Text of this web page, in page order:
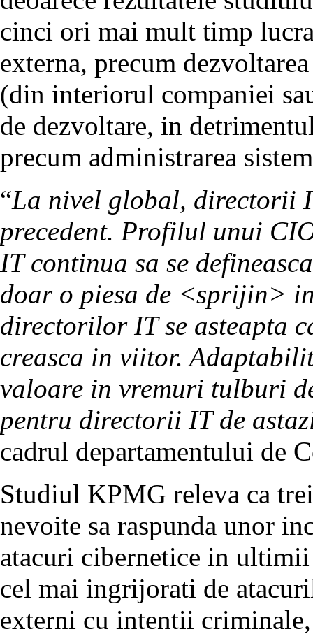
cinci ori mai mult timp
externa, precum
(din interiorul companiei
de dezvoltare, in
precum administrarea
“La nivel global, directorii
precedent. Profilul unui
IT continua sa se
doar o piesa de <sprijin>
directorilor IT se asteapta
creasca in viitor.
valoare in vremuri tulburi
pentru directorii IT de
cadrul departamentului de
Studiul KPMG releva ca
nevoite sa raspunda unor
atacuri cibernetice in
cel mai ingrijorati de
externi cu intentii